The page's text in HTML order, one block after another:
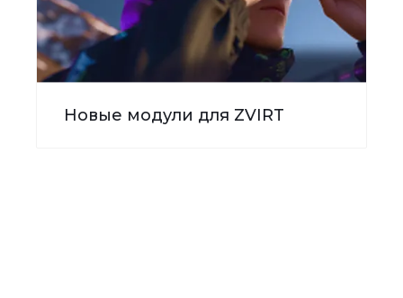
Новые модули для ZVIRT